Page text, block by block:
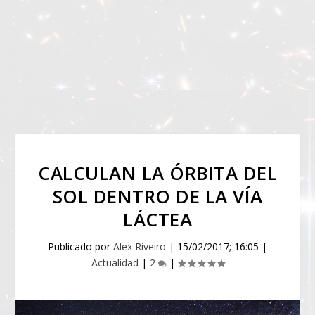
CALCULAN LA ÓRBITA DEL
SOL DENTRO DE LA VÍA
LÁCTEA
Publicado porAlex Riveiro | 15/02/2017; 16:05 |
Actualidad | 2 |